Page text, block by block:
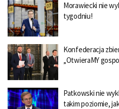
Morawiecki nie
tygodniu!
Konfederacja
„OtwieraMY
Patkowski nie
takim poziomie,